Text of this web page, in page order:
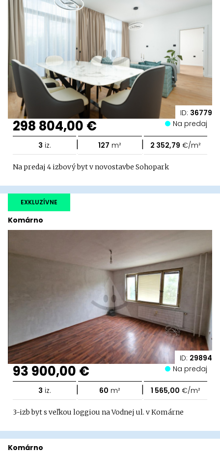
ID: 36779
298 804,00 € Na predaj
3 iz. | 127 m² | 2 352,79 €/m²
Na predaj 4 izbový byt v novostavbe Sohopark
ID: 29894
Komárno
EXKLUZÍVNE
93 900,00 € Na predaj
3 iz. | 60 m² | 1 565,00 €/m²
3-izb byt s veľkou loggiou na Vodnej ul. v Komárne
Komárno